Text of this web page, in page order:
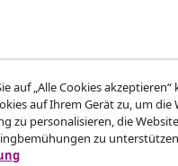
auf „Alle Cookies
auf Ihrem Gerät zu, um
zu personalisieren, die
zu